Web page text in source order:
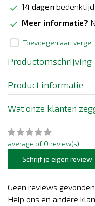
14 dagen bedenktijd
Meer informatie?
Toevoegen aan
Productomschrijving
Product informatie
Wat onze klanten
average of 0 review(s)
Schrijf je eigen review
Geen reviews gevonden
Help ons en andere